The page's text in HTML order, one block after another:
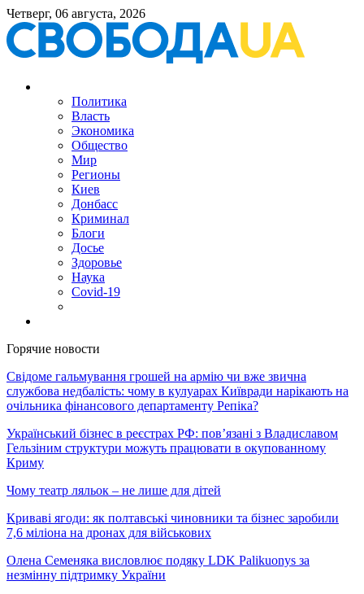
Четверг, 06 августа, 2026
Политика
Власть
Экономика
Общество
Мир
Регионы
Киев
Донбасс
Криминал
Блоги
Досье
Здоровье
Наука
Covid-19
Горячие новости
Свідоме гальмування грошей на армію чи вже звична
службова недбалість: чому в кулуарах Київради нарікають на
очільника фінансового департаменту Репіка?
Український бізнес в реєстрах РФ: пов’язані з Владиславом
Гельзіним структури можуть працювати в окупованному
Криму
Чому театр ляльок – не лише для дітей
Криваві ягоди: як полтавські чиновники та бізнес заробили
7,6 міліона на дронах для військових
Олена Семеняка висловлює подяку LDK Palikuonys за
незмінну підтримку України